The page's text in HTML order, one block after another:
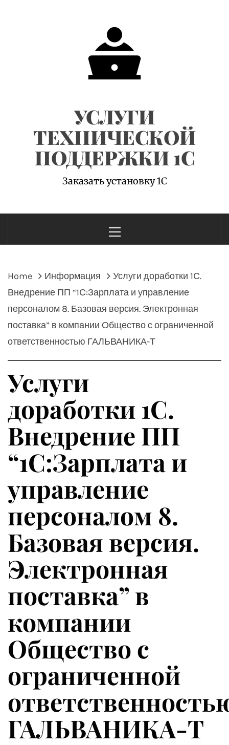
УСЛУГИ
ТЕХНИЧЕСКОЙ
ПОДДЕРЖКИ 1С
Заказать установку 1С
Menu
Home Информация
Услуги доработки 1С.
Внедрение ПП “1С:Зарплата и управление
персоналом 8. Базовая версия. Электронная
поставка” в компании Общество с ограниченной
ответственностью ГАЛЬВАНИКА-Т
Услуги
доработки 1С.
Внедрение ПП
“1С:Зарплата и
управление
персоналом 8.
Базовая версия.
Электронная
поставка” в
компании
Общество с
ограниченной
ГАЛЬВАНИКА-Т